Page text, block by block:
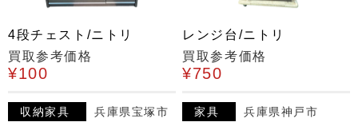
4段チェスト/ニトリ
買取参考価格
¥100
収納家具 兵庫県宝塚市
レンジ台/ニトリ
買取参考価格
¥750
家具 兵庫県神戸市